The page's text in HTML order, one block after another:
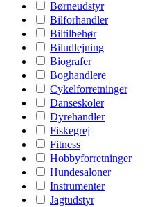
Børneudstyr
Bilforhandler
Biltilbehør
Biludlejning
Biografer
Boghandlere
Cykelforretninger
Danseskoler
Dyrehandler
Fiskegrej
Fitness
Hobbyforretninger
Hundesaloner
Instrumenter
Jagtudstyr